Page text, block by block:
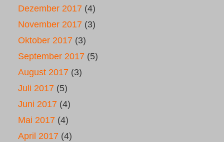
Dezember 2017 (4)
November 2017 (3)
Oktober 2017 (3)
September 2017 (5)
August 2017 (3)
Juli 2017 (5)
Juni 2017 (4)
Mai 2017 (4)
April 2017 (4)